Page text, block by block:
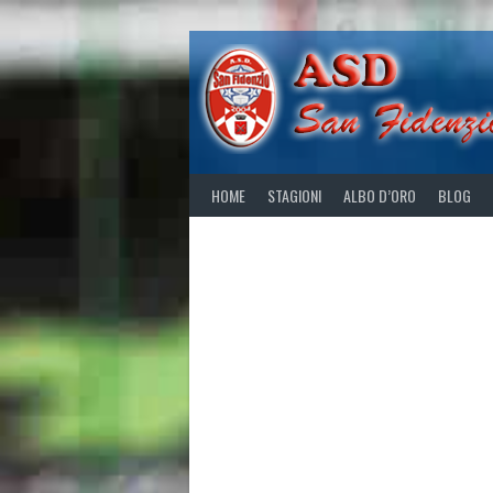
Skip
content
HOME STAGIONI ALBO D’ORO BLOG